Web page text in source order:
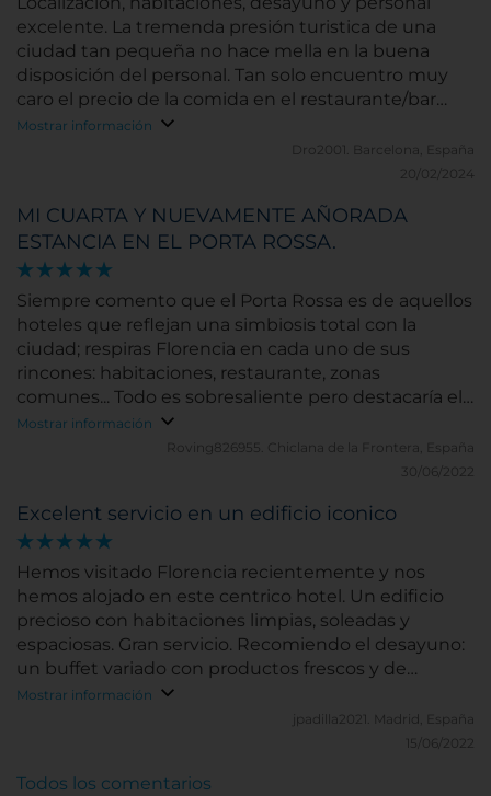
excelente. La tremenda presión turistica de una
ciudad tan pequeña no hace mella en la buena
disposición del personal. Tan solo encuentro muy
caro el precio de la comida en el restaurante/bar
(cenamos alli). Por lo demás: ¡Felicidades!
Mostrar información
Dro2001.
Barcelona, España
20/02/2024
MI CUARTA Y NUEVAMENTE AÑORADA
ESTANCIA EN EL PORTA ROSSA.
Siempre comento que el Porta Rossa es de aquellos
hoteles que reflejan una simbiosis total con la
ciudad; respiras Florencia en cada uno de sus
rincones: habitaciones, restaurante, zonas
comunes... Todo es sobresaliente pero destacaría el
trato que cada uno de sus empleados dispensa a los
clientes, que es inigualable, desde Cristina en su
diario servicio en los desayunos, de su Relaciones
grata sorpresa y alegría de conocer a un Director y
llevarme un amigo, David Fraga, magnífico
profesional y mejor persona. Hasta mi próxima
estancia echaré de menos mi Florencia y al Porta
Rossa ...
Mostrar información
Roving826955.
Chiclana de la Frontera, España
30/06/2022
Excelent servicio en un edificio iconico
Hemos visitado Florencia recientemente y nos
hemos alojado en este centrico hotel. Un edificio
precioso con habitaciones limpias, soleadas y
espaciosas. Gran servicio. Recomiendo el desayuno:
un buffet variado con productos frescos y de
calidad.
Mostrar información
jpadilla2021. Madrid, España
15/06/2022
Todos los comentarios